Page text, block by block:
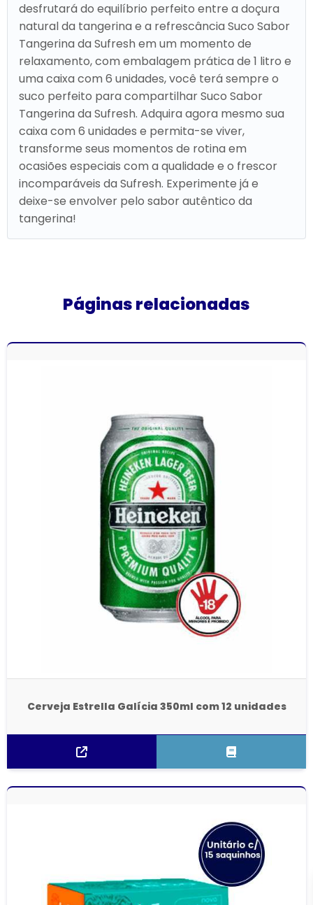
desfrutará do equilíbrio perfeito entre a doçura
natural da tangerina e a refrescância Suco Sabor
Tangerina da Sufresh em um momento de
relaxamento, com embalagem prática de 1 litro e
uma caixa com 6 unidades, você terá sempre o
suco perfeito para compartilhar Suco Sabor
Tangerina da Sufresh. Adquira agora mesmo sua
caixa com 6 unidades e permita-se viver,
transforme seus momentos de rotina em
ocasiões especiais com a qualidade e o frescor
incomparáveis da Sufresh. Experimente já e
deixe-se envolver pelo sabor autêntico da
tangerina!
Páginas relacionadas
Cerveja Estrella Galícia 350ml com 12 unidades